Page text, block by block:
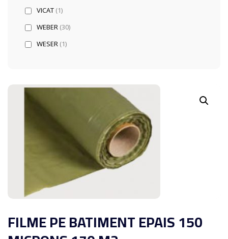
FILME PE BATIMENT EPAIS 150
VICAT (1)
WEBER (30)
WESER (1)